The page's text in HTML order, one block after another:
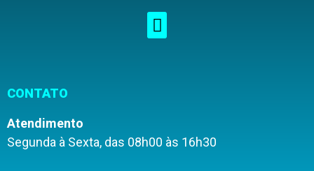
CONTATO
Atendimento
Segunda à Sexta, das 08h00 às 16h30